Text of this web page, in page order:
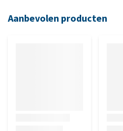
Aanbevolen producten